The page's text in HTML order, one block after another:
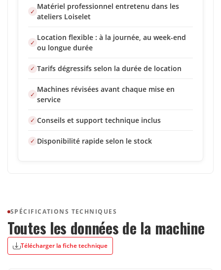
Matériel professionnel entretenu dans les
ateliers Loiselet
Location flexible : à la journée, au week-end
ou longue durée
Tarifs dégressifs selon la durée de location
Machines révisées avant chaque mise en
service
Conseils et support technique inclus
Disponibilité rapide selon le stock
SPÉCIFICATIONS TECHNIQUES
Toutes les données de la machine
Télécharger la fiche technique